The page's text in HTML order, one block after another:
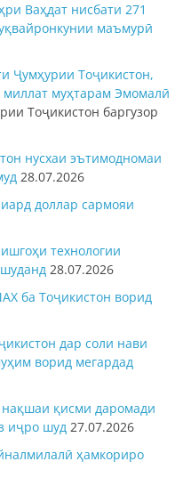
Ваҳдат нисбати 271
маъмурӣ
Ҷумҳурии Тоҷикистон,
муҳтарам Эмомалӣ
Тоҷикистон баргузор
нусхаи эътимодномаи
28.07.2026
доллар сармояи
технологии
28.07.2026
ба Тоҷикистон ворид
дар соли нави
ворид мегардад
қисми даромади
иҷро шуд 27.07.2026
ҳамкориро